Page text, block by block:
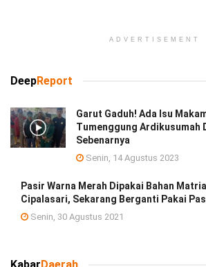
ADVERTISEMENT
DeepReport
Garut Gaduh! Ada Isu
Tumenggung Ardikusumah
Sebenarnya
Senin, 14 Agustus 2023
Pasir Warna Merah Dipakai Bahan
Cipalasari, Sekarang Berganti Pakai
Senin, 30 Agustus 2021